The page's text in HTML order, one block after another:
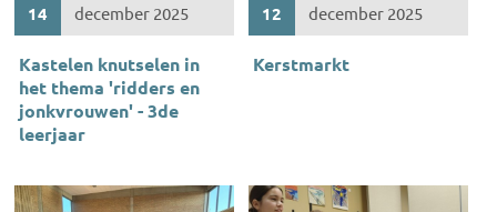
14 december 2025
Kastelen knutselen in
het thema 'ridders en
jonkvrouwen' - 3de
leerjaar
12 december 2025
Kerstmarkt